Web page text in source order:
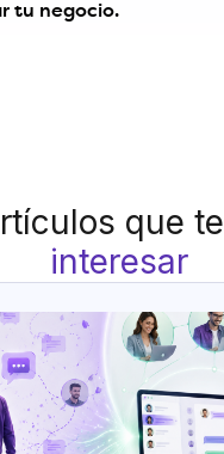
tu negocio.
que te
interesar